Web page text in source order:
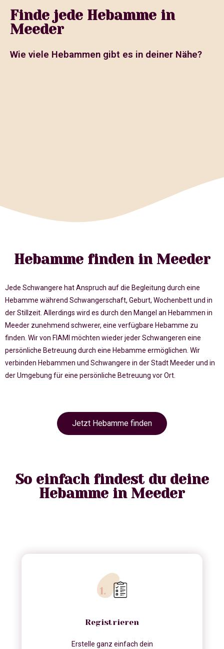
Finde jede Hebamme in
Meeder
Wie viele Hebammen gibt es in deiner Nähe?
Hebamme finden in Meeder
Jede Schwangere hat Anspruch auf die Begleitung durch eine
Hebamme während Schwangerschaft, Geburt, Wochenbett und in
der Stillzeit. Allerdings wird es durch den Mangel an Hebammen in
Meeder zunehmend schwerer, eine verfügbare Hebamme zu
finden. Wir von FIAMI möchten wieder jeder Schwangeren eine
persönliche Betreuung durch eine Hebamme ermöglichen. Wir
verbinden Hebammen und Schwangere in der Stadt Meeder und in
der Umgebung für eine persönliche Betreuung vor Ort.
Jetzt Hebamme finden
So einfach findest du deine
Hebamme in Meeder
Registrieren
Erstelle ganz einfach dein